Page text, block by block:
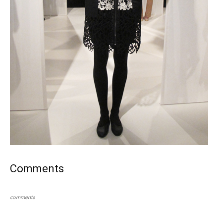
Comments
comments